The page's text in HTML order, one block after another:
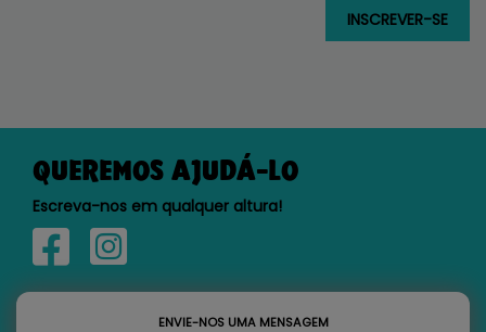
QUEREMOS AJUDÁ-LO
Escreva-nos em qualquer altura!
ENVIE-NOS UMA MENSAGEM